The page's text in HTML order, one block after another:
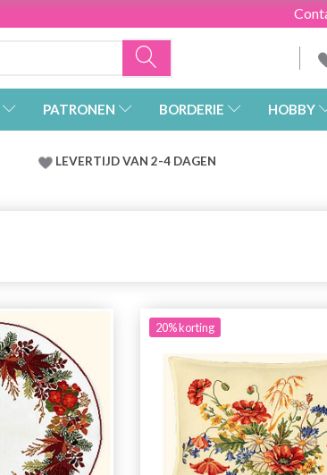
PATRONEN BORDERIE HOBBY
LEVERTIJD VAN 2-4 DAGEN
20% korting